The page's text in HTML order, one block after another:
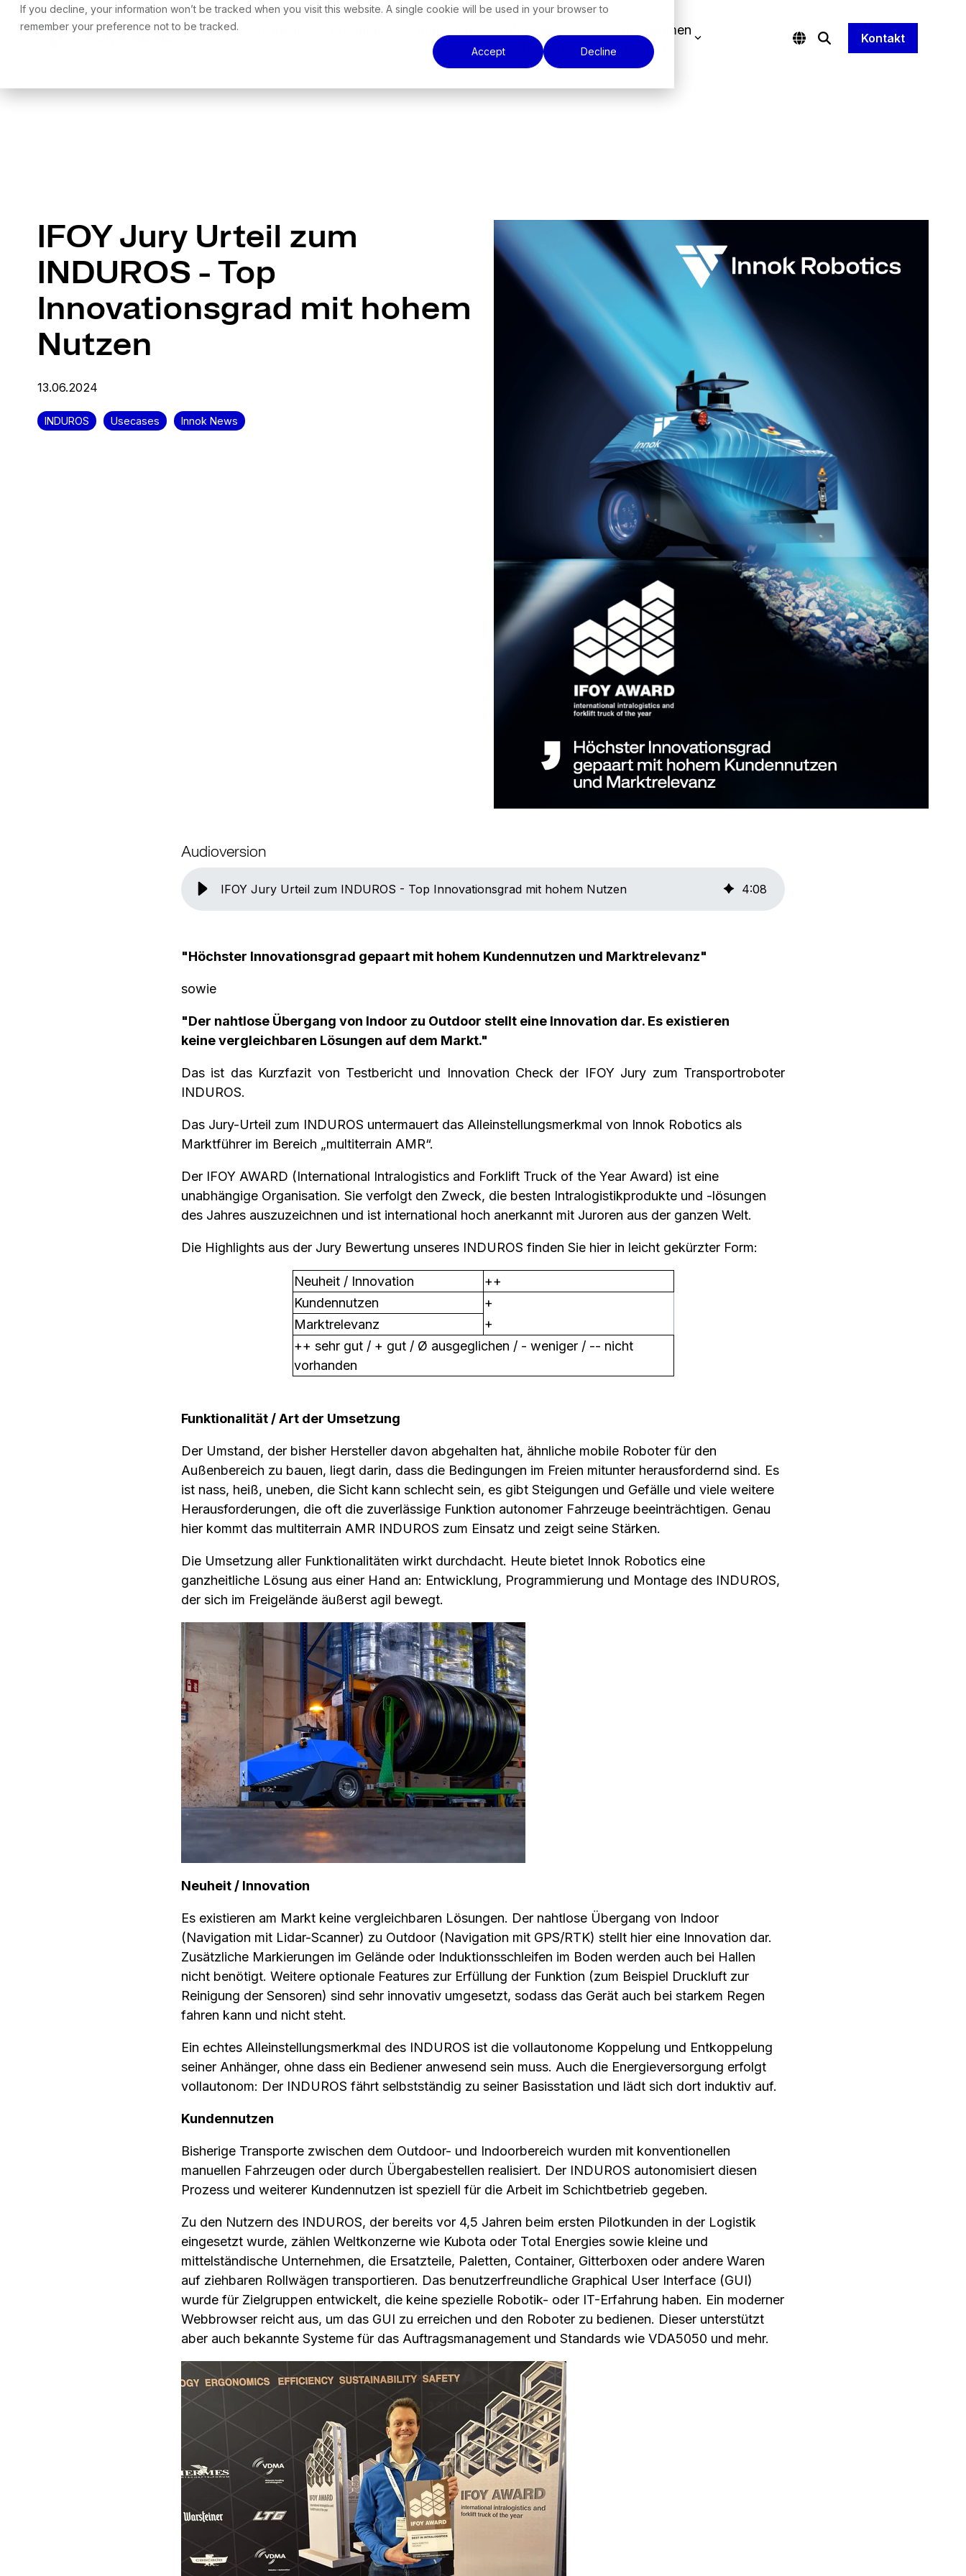
If you decline, your information won’t be tracked when you visit this website. A single cookie will be used in your browser to
remember your preference not to be tracked.
Accept Decline
Skip
& Use Cases
Unternehmen
& Partner
Kontakt
IFOY Jury Urteil zum
INDUROS - Top
Innovationsgrad mit hohem
Nutzen
13.06.2024
INDUROS Usecases Innok News
Audioversion
IFOY Jury Urteil zum INDUROS - Top Innovationsgrad mit hohem Nutzen 4:08
"Höchster Innovationsgrad gepaart mit hohem Kundennutzen und Marktrelevanz"
sowie
"Der nahtlose Übergang von Indoor zu Outdoor stellt eine Innovation dar. Es existieren
keine vergleichbaren Lösungen auf dem Markt."
Das ist das Kurzfazit von Testbericht und Innovation Check der IFOY Jury zum Transportroboter
INDUROS.
Das Jury-Urteil zum INDUROS untermauert das Alleinstellungsmerkmal von Innok Robotics als
Marktführer im Bereich „multiterrain AMR“.
Der IFOY AWARD (International Intralogistics and Forklift Truck of the Year Award) ist eine
unabhängige Organisation. Sie verfolgt den Zweck, die besten Intralogistikprodukte und -lösungen
des Jahres auszuzeichnen und ist international hoch anerkannt mit Juroren aus der ganzen Welt.
Die Highlights aus der Jury Bewertung unseres INDUROS finden Sie hier in leicht gekürzter Form:
Neuheit / Innovation
++
Kundennutzen
+
Marktrelevanz
+
++ sehr gut / + gut / Ø ausgeglichen / - weniger / -- nicht
vorhanden
Funktionalität / Art der Umsetzung
Der Umstand, der bisher Hersteller davon abgehalten hat, ähnliche mobile Roboter für den
Außenbereich zu bauen, liegt darin, dass die Bedingungen im Freien mitunter herausfordernd sind. Es
ist nass, heiß, uneben, die Sicht kann schlecht sein, es gibt Steigungen und Gefälle und viele weitere
Herausforderungen, die oft die zuverlässige Funktion autonomer Fahrzeuge beeinträchtigen. Genau
hier kommt das multiterrain AMR INDUROS zum Einsatz und zeigt seine Stärken.
Die Umsetzung aller Funktionalitäten wirkt durchdacht. Heute bietet Innok Robotics eine
ganzheitliche Lösung aus einer Hand an: Entwicklung, Programmierung und Montage des INDUROS,
der sich im Freigelände äußerst agil bewegt.
Neuheit / Innovation
Es existieren am Markt keine vergleichbaren Lösungen. Der nahtlose Übergang von Indoor
(Navigation mit Lidar-Scanner) zu Outdoor (Navigation mit GPS/RTK) stellt hier eine Innovation dar.
Zusätzliche Markierungen im Gelände oder Induktionsschleifen im Boden werden auch bei Hallen
nicht benötigt. Weitere optionale Features zur Erfüllung der Funktion (zum Beispiel Druckluft zur
Reinigung der Sensoren) sind sehr innovativ umgesetzt, sodass das Gerät auch bei starkem Regen
fahren kann und nicht steht.
Ein echtes Alleinstellungsmerkmal des INDUROS ist die vollautonome Koppelung und Entkoppelung
seiner Anhänger, ohne dass ein Bediener anwesend sein muss. Auch die Energieversorgung erfolgt
vollautonom: Der INDUROS fährt selbstständig zu seiner Basisstation und lädt sich dort induktiv auf.
Kundennutzen
Bisherige Transporte zwischen dem Outdoor- und Indoorbereich wurden mit konventionellen
manuellen Fahrzeugen oder durch Übergabestellen realisiert. Der INDUROS autonomisiert diesen
Prozess und weiterer Kundennutzen ist speziell für die Arbeit im Schichtbetrieb gegeben.
Zu den Nutzern des INDUROS, der bereits vor 4,5 Jahren beim ersten Pilotkunden in der Logistik
eingesetzt wurde, zählen Weltkonzerne wie Kubota oder Total Energies sowie kleine und
mittelständische Unternehmen, die Ersatzteile, Paletten, Container, Gitterboxen oder andere Waren
auf ziehbaren Rollwägen transportieren. Das benutzerfreundliche Graphical User Interface (GUI)
wurde für Zielgruppen entwickelt, die keine spezielle Robotik- oder IT-Erfahrung haben. Ein moderner
Webbrowser reicht aus, um das GUI zu erreichen und den Roboter zu bedienen. Dieser unterstützt
aber auch bekannte Systeme für das Auftragsmanagement und Standards wie VDA5050 und mehr.